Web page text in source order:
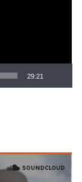
29:21